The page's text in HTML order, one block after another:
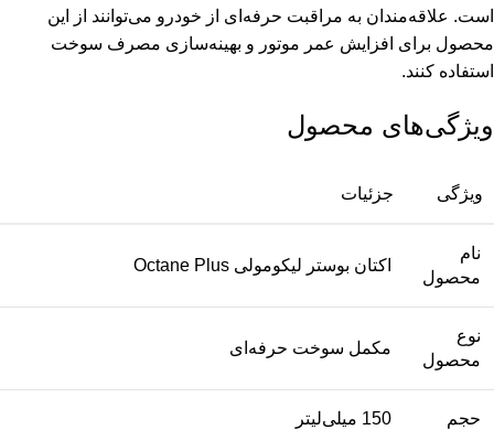
است. علاقه‌مندان به مراقبت حرفه‌ای از خودرو می‌توانند از این
محصول برای افزایش عمر موتور و بهینه‌سازی مصرف سوخت
استفاده کنند.
ویژگی‌های محصول
ویژگی جزئیات
نام
محصول
اکتان بوستر لیکومولی Octane Plus
نوع
محصول
مکمل سوخت حرفه‌ای
حجم 150 میلی‌لیتر